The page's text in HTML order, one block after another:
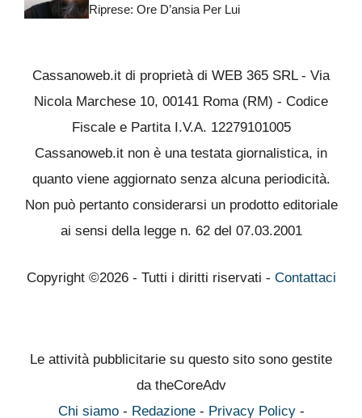
Riprese: Ore D’ansia Per Lui
Cassanoweb.it di proprietà di WEB 365 SRL - Via
Nicola Marchese 10, 00141 Roma (RM) - Codice
Fiscale e Partita I.V.A. 12279101005
Cassanoweb.it non è una testata giornalistica, in
quanto viene aggiornato senza alcuna periodicità.
Non può pertanto considerarsi un prodotto editoriale
ai sensi della legge n. 62 del 07.03.2001
Copyright ©2026 - Tutti i diritti riservati - Contattaci
Le attività pubblicitarie su questo sito sono gestite
da theCoreAdv
Chi siamo- Redazione- Privacy Policy-